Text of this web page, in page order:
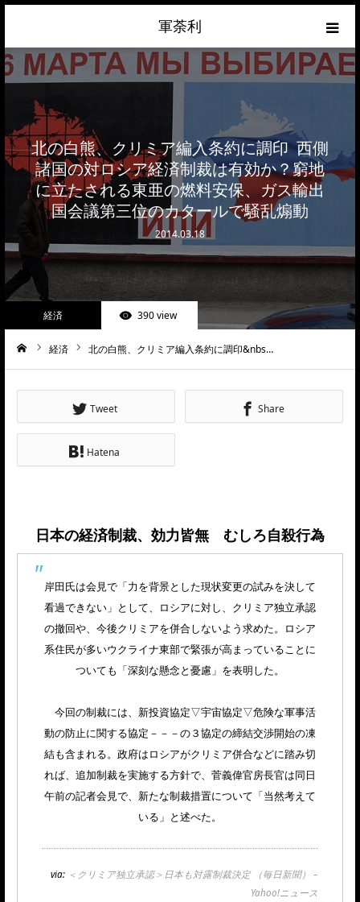
軍荼利
北の白熊、クリミア編入条約に調印 西側
諸国の対ロシア経済制裁は有効か？窮地
に立たされる東亜の燃料安保、ガス輸出
国会議第三位のカタールで騒乱煽動
2014.03.18
経済 390 view
経済 北の白熊、クリミア編入条約に調印&nbs…
Tweet Share
Hatena
日本の経済制裁、効力皆無 むしろ自殺行為
岸田氏は会見で「力を背景とした現状変更の試みを決して
看過できない」として、ロシアに対し、クリミア独立承認
の撤回や、今後クリミアを併合しないよう求めた。ロシア
系住民が多いウクライナ東部で緊張が高まっていることに
ついても「深刻な懸念と憂慮」を表明した。
今回の制裁には、新投資協定▽宇宙協定▽危険な軍事活
動の防止に関する協定－－－の３協定の締結交渉開始の凍
結も含まれる。政府はロシアがクリミア併合などに踏み切
れば、追加制裁を実施する方針で、菅義偉官房長官は同日
午前の記者会見で、新たな制裁措置について「当然考えて
いる」と述べた。
via: ＜クリミア独立承認＞日本も対露制裁決定 （毎日新聞） –
Yahoo!ニュース
経済
ネトウヨ
政治
ライフハック
サイトマップ
about
お問合せ